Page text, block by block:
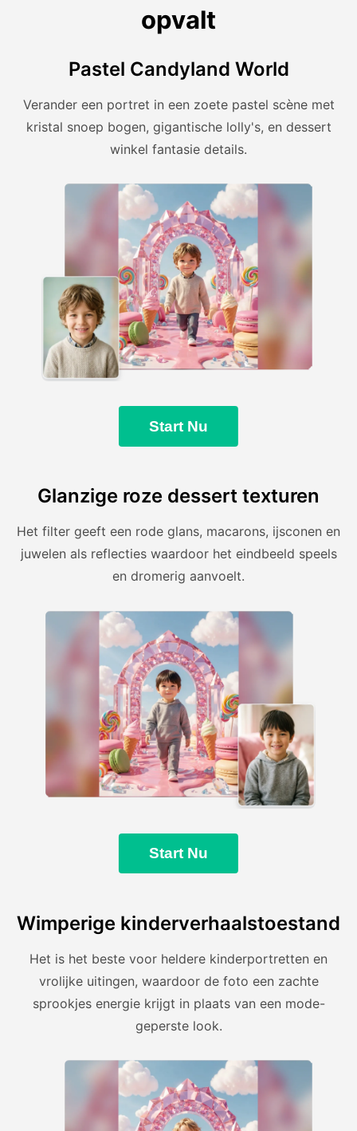
opvalt
Pastel Candyland World
Verander een portret in een zoete pastel scène met
kristal snoep bogen, gigantische lolly's, en dessert
winkel fantasie details.
Start Nu
Glanzige roze dessert texturen
Het filter geeft een rode glans, macarons, ijsconen en
juwelen als reflecties waardoor het eindbeeld speels
en dromerig aanvoelt.
Start Nu
Wimperige kinderverhaalstoestand
Het is het beste voor heldere kinderportretten en
vrolijke uitingen, waardoor de foto een zachte
sprookjes energie krijgt in plaats van een mode-
geperste look.